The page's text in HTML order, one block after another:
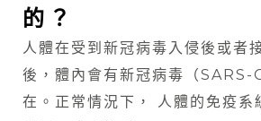
的？
人體在受到新冠病毒入侵後或者
後，體內會有新冠病毒（SARS-
在。正常情況下， 人體的免疫系